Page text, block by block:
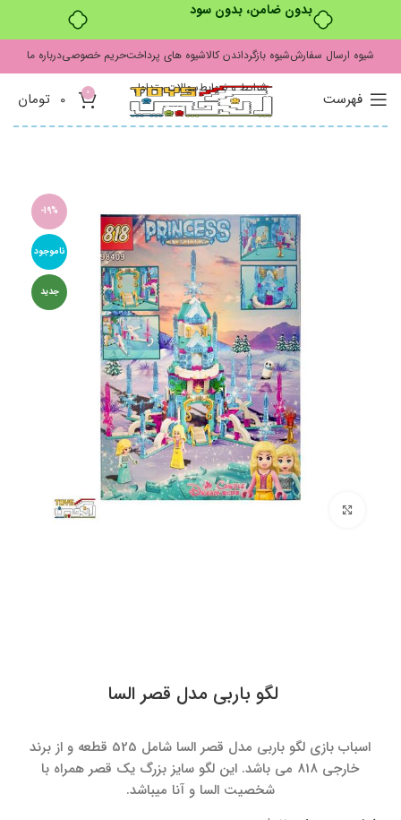
بدون ضامن، بدون سود
شیوه ارسال سفارششیوه بازگرداندن کالاشیوه های پرداختحریم خصوصیدرباره ما
شرایط و ضوابطسوالات متداول
فهرست 0
0 تومان
-19%
ناموجود
جدید
لگو باربی مدل قصر السا
اسباب بازی لگو باربی مدل قصر السا شامل 525 قطعه و از برند
خارجی 818 می باشد. این لگو سایز بزرگ یک قصر همراه با
شخصیت السا و آنا میباشد.